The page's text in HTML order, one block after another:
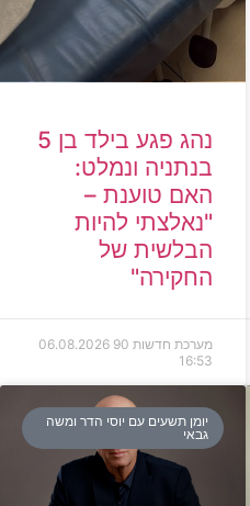
נהג פגע בילד בן 5
בנתניה ונמלט:
האם טוענת –
"נאלצתי להיות
הבלשית של
החקירה"
מערכת חדשות 90
06.08.2026
יומן תשעים עם יוסי הדר ומשה